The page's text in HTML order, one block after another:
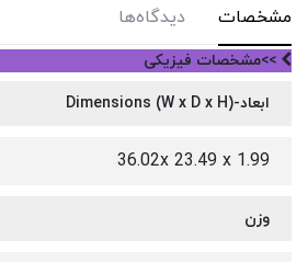
مشخصات دیدگاه‌ها
>>مشخصات فیزیکی
ابعاد-Dimensions (W x D x H)
36.02x 23.49 x 1.99
وزن